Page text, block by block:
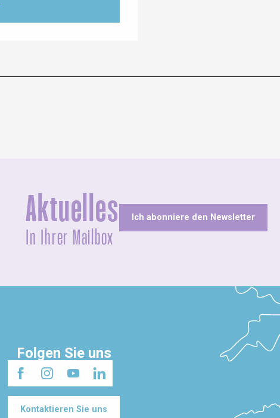
Aktuelles
In Ihrer Mailbox
Ich abonniere den Newsletter
Folgen Sie uns
Kontaktieren Sie uns